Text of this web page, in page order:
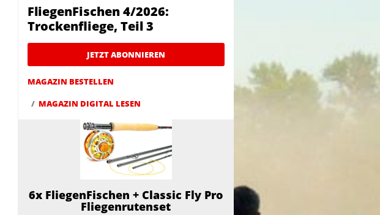
FliegenFischen 4/2026:
Trockenfliege, Teil 3
JETZT ABONNIEREN
MAGAZIN BESTELLEN
MAGAZIN DIGITAL LESEN
6x FliegenFischen + Classic Fly Pro
Fliegenrutenset